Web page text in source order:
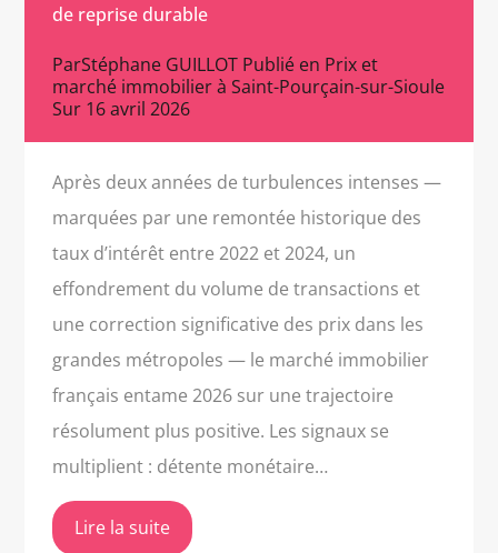
de reprise durable
ParStéphane GUILLOT Publié en Prix et
marché immobilier à Saint-Pourçain-sur-Sioule
Sur 16 avril 2026
Après deux années de turbulences intenses —
marquées par une remontée historique des
taux d’intérêt entre 2022 et 2024, un
effondrement du volume de transactions et
une correction significative des prix dans les
grandes métropoles — le marché immobilier
français entame 2026 sur une trajectoire
résolument plus positive. Les signaux se
multiplient : détente monétaire…
Lire la suite